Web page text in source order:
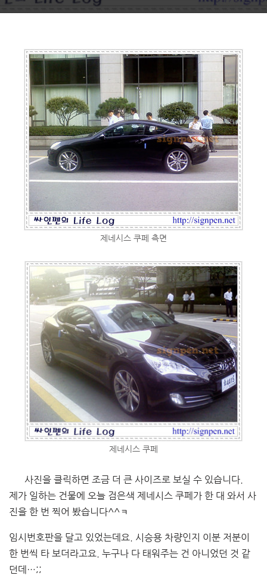
제네시스 쿠페 측면
제네시스 쿠페
사진을 클릭하면 조금 더 큰 사이즈로 보실 수 있습니다.
제가 일하는 건물에 오늘 검은색 제네시스 쿠페가 한 대 와서 사
진을 한 번 찍어 봤습니다^^ㅋ
임시번호판을 달고 있었는데요. 시승용 차량인지 이분 저분이
한 번씩 타 보더라고요. 누구나 다 태워주는 건 아니었던 것 같
던데…;;